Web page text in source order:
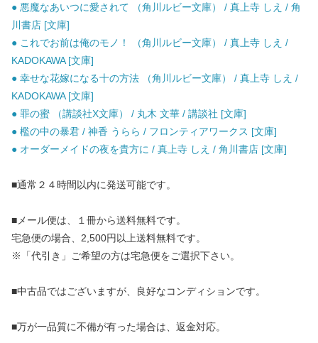
● 悪魔なあいつに愛されて （角川ルビー文庫） / 真上寺 しえ / 角
川書店 [文庫]
● これでお前は俺のモノ！ （角川ルビー文庫） / 真上寺 しえ /
KADOKAWA [文庫]
● 幸せな花嫁になる十の方法 （角川ルビー文庫） / 真上寺 しえ /
KADOKAWA [文庫]
● 罪の蜜 （講談社X文庫） / 丸木 文華 / 講談社 [文庫]
● 檻の中の暴君 / 神香 うらら / フロンティアワークス [文庫]
● オーダーメイドの夜を貴方に / 真上寺 しえ / 角川書店 [文庫]
■通常２４時間以内に発送可能です。
■メール便は、１冊から送料無料です。
宅急便の場合、2,500円以上送料無料です。
※「代引き」ご希望の方は宅急便をご選択下さい。
■中古品ではございますが、良好なコンディションです。
■万が一品質に不備が有った場合は、返金対応。